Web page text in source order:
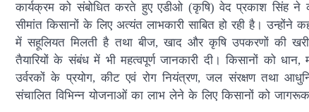
कार्यक्रम को संबोधित करते हुए एडीओ (कृषि) वेद प्रकाश सिंह ने
सीमांत किसानों के लिए अत्यंत लाभकारी साबित हो रही है।
में सहूलियत मिलती है तथा बीज, खाद और कृषि उपकरणों की
तैयारियों के संबंध में भी महत्वपूर्ण जानकारी दी। किसानों को
उर्वरकों के प्रयोग, कीट एवं रोग नियंत्रण, जल संरक्षण तथा
संचालित विभिन्न योजनाओं का लाभ लेने के लिए किसानों को जागरूक